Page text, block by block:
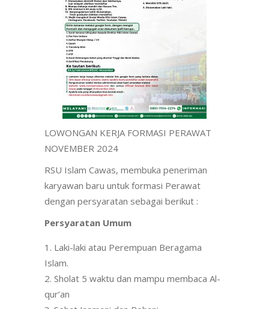
LOWONGAN KERJA FORMASI PERAWAT
NOVEMBER 2024
RSU Islam Cawas, membuka peneriman
karyawan baru untuk formasi Perawat
dengan persyaratan sebagai berikut :
Persyaratan Umum
Laki-laki atau Perempuan Beragama
Islam.
Sholat 5 waktu dan mampu membaca Al-
qur’an